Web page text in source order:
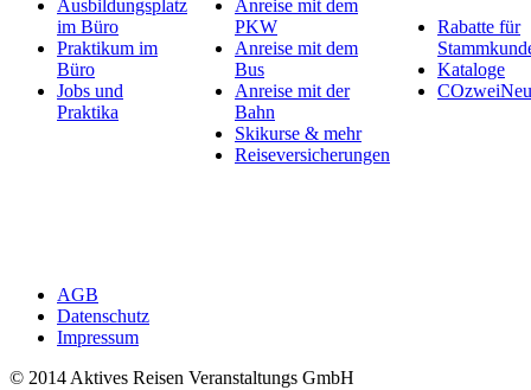
Ausbildungsplatz
im Büro
Praktikum im
Büro
Jobs und
Praktika
Anreise mit dem
PKW
Anreise mit dem
Bus
Anreise mit der
Bahn
Skikurse & mehr
Reiseversicherungen
Rabatte für
Kataloge
AGB
Datenschutz
Impressum
© 2014 Aktives Reisen Veranstaltungs GmbH